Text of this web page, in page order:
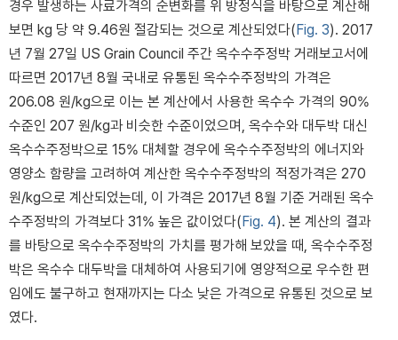
경우 발생하는 사료가격의 순변화를 위 방정식을 바탕으로 계산해
보면 kg 당 약 9.46원 절감되는 것으로 계산되었다(Fig. 3). 2017
년 7월 27일 US Grain Council 주간 옥수수주정박 거래보고서에
따르면 2017년 8월 국내로 유통된 옥수수주정박의 가격은
206.08 원/kg으로 이는 본 계산에서 사용한 옥수수 가격의 90%
수준인 207 원/kg과 비슷한 수준이었으며, 옥수수와 대두박 대신
옥수수주정박으로 15% 대체할 경우에 옥수수주정박의 에너지와
영양소 함량을 고려하여 계산한 옥수수주정박의 적정가격은 270
원/kg으로 계산되었는데, 이 가격은 2017년 8월 기준 거래된 옥수
수주정박의 가격보다 31% 높은 값이었다(Fig. 4). 본 계산의 결과
를 바탕으로 옥수수주정박의 가치를 평가해 보았을 때, 옥수수주정
박은 옥수수 대두박을 대체하여 사용되기에 영양적으로 우수한 편
임에도 불구하고 현재까지는 다소 낮은 가격으로 유통된 것으로 보
였다.